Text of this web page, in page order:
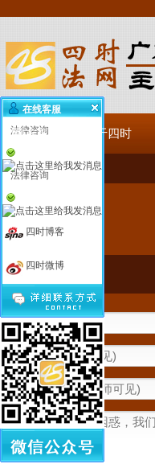
网站首页 关于四时
精英团队
律师精英
团队风采
在线咨询
在线客服
法律咨询
法律咨询
四时博客
四时微博